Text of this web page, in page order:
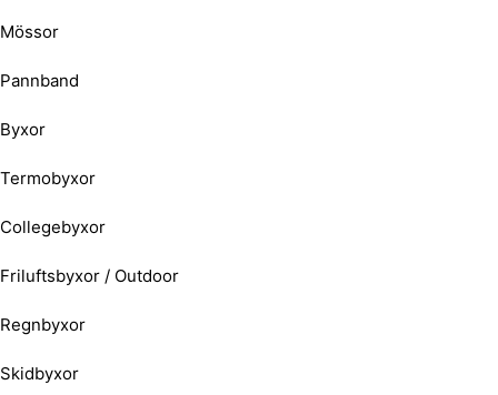
Mössor
Pannband
Byxor
Termobyxor
Collegebyxor
Friluftsbyxor / Outdoor
Regnbyxor
Skidbyxor